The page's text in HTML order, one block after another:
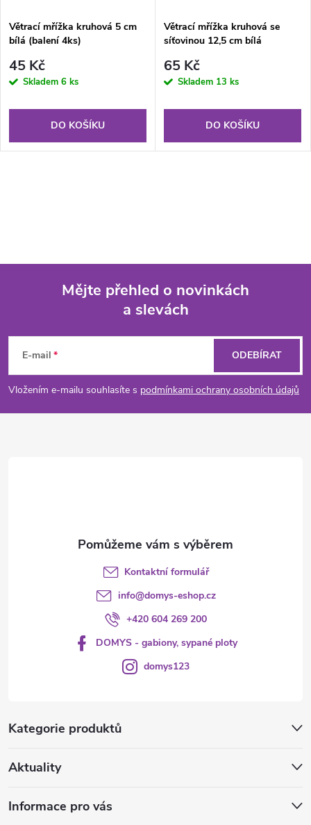
Větrací mřížka kruhová 5 cm
bílá (balení 4ks)
45 Kč
Skladem 6 ks
DO KOŠÍKU
Větrací mřížka kruhová se
síťovinou 12,5 cm bílá
65 Kč
Skladem 13 ks
DO KOŠÍKU
p
a
Mějte přehled o novinkách
a slevách
E-mail
Vložením e-mailu souhlasíte s podmínkami ochrany osobních údajů
ODEBÍRAT
Kategorie produktů
Aktuality
Informace pro vás
Kontaktní formulář
info@domys-eshop.cz
+420 604 269 200
DOMYS - gabiony, sypané ploty
domys123